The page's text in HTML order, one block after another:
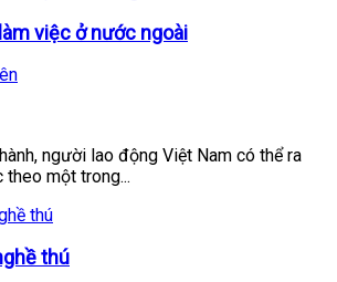
việc ở nước ngoài
người lao động Việt Nam có thể ra
một trong...
thú